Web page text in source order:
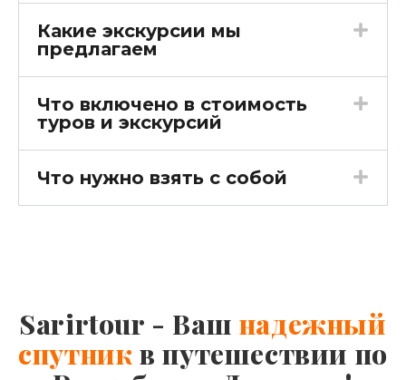
Какие экскурсии мы
предлагаем
Что включено в стоимость
туров и экскурсий
Что нужно взять с собой
Sarirtour - Ваш надежный
спутник в путешествии по